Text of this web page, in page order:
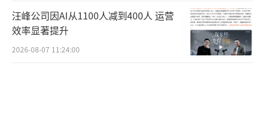
汪峰公司因AI从1100人减到400人 运营
效率显著提升
2026-08-07 11:24:00